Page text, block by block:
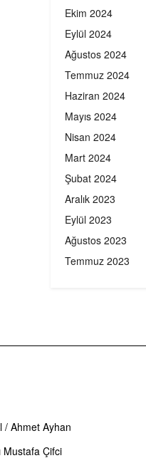
Ekim 2024
Eylül 2024
Ağustos 2024
Temmuz 2024
Haziran 2024
Mayıs 2024
Nisan 2024
Mart 2024
Şubat 2024
Aralık 2023
Eylül 2023
Ağustos 2023
Temmuz 2023
/ Ahmet Ayhan
Mustafa Çifci